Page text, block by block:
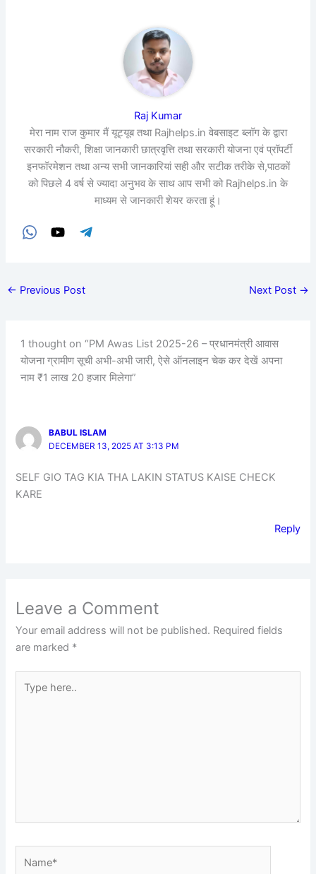
Raj Kumar
मेरा नाम राज कुमार मैं यूट्यूब तथा Rajhelps.in वेबसाइट ब्लॉग के द्वारा
सरकारी नौकरी, शिक्षा जानकारी छात्रवृत्ति तथा सरकारी योजना एवं प्रॉपर्टी
इनफॉरमेशन तथा अन्य सभी जानकारियां सही और सटीक तरीके से,पाठकों
को पिछले 4 वर्ष से ज्यादा अनुभव के साथ आप सभी को Rajhelps.in के
माध्यम से जानकारी शेयर करता हूं।
← Previous Post Next Post →
1 thought on “PM Awas List 2025-26 – प्रधानमंत्री आवास
योजना ग्रामीण सूची अभी-अभी जारी, ऐसे ऑनलाइन चेक कर देखें अपना
नाम ₹1 लाख 20 हजार मिलेगा”
BABUL ISLAM
DECEMBER 13, 2025 AT 3:13 PM
SELF GIO TAG KIA THA LAKIN STATUS KAISE CHECK
KARE
Reply
Leave a Comment
Your email address will not be published. Required fields
are marked *
here..